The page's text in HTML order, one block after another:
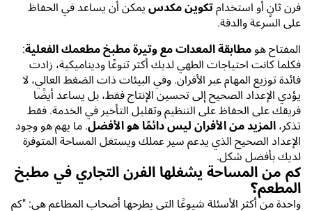
فرن ثانٍ أو استخدام تكوين مكدس يمكن أن يساعد في الحفاظ
على السرعة والدقة.
المفتاح هو مطابقة المعدات مع وتيرة مطبخ مطعمك الفعلية:
فكلما كانت احتياجات الطهي لديك أكثر تنوعًا وديناميكية، زادت
فائدة توزيع المهام عبر الأفران. وفي البيئات ذات الضغط العالي، لا
يؤدي الإعداد الصحيح إلى تحسين الإنتاج فقط، بل يساعد أيضًا
فريقك على الحفاظ على التنظيم وتقليل التأخير في الخدمة. فقط
تذكر، المزيد من الأفران ليس دائمًا هو الأفضل. ما يهم هو وجود
الإعداد الصحيح الذي يدعم سير عملك ويستغل المساحة المتوفرة
لديك بأفضل شكل.
كم من المساحة يشغلها الفرن التجاري في مطبخ
المطعم؟
واحدة من أكثر الأسئلة شيوعًا التي يطرحها أصحاب المطاعم هي: "كم